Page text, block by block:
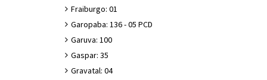
Fraiburgo: 01
Garopaba: 136 - 05 PCD
Garuva: 100
Gaspar: 35
Gravatal: 04